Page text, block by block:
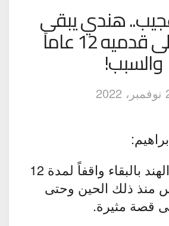
هندي يبقى
واقفاً على قدميه 12 عاماً
والسبب!
تعهد رجل في الهند بالبقاء واقفاً لمدة 12
منذ ذلك الحين وحتى
قصة مثيرة.